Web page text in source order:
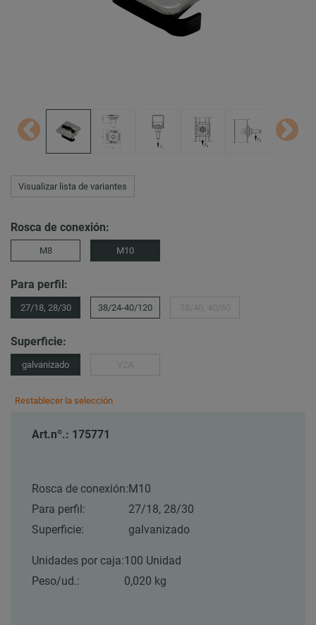
Visualizar lista de variantes
Rosca de conexión:
M8 M10
Para perfil:
27/18, 28/30 38/24-40/120
Superficie:
galvanizado
Restablecer la selección
Art.nº.: 175771
Rosca de conexión:M10
Para perfil:
27/18, 28/30
Superficie:
galvanizado
Unidades por caja:100 Unidad
Peso/ud.:
0,020 kg